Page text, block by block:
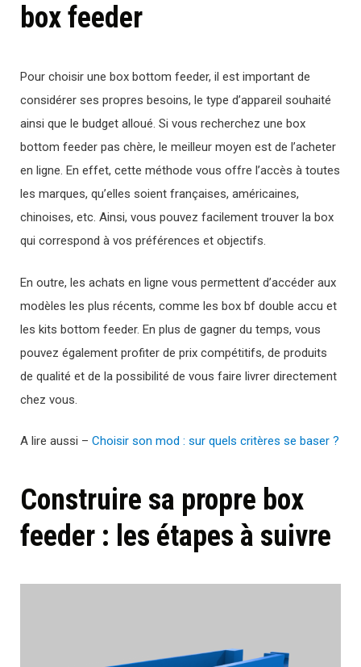
box feeder
Pour choisir une box bottom feeder, il est important de
considérer ses propres besoins, le type d’appareil souhaité
ainsi que le budget alloué. Si vous recherchez une box
bottom feeder pas chère, le meilleur moyen est de l’acheter
en ligne. En effet, cette méthode vous offre l’accès à toutes
les marques, qu’elles soient françaises, américaines,
chinoises, etc. Ainsi, vous pouvez facilement trouver la box
qui correspond à vos préférences et objectifs.
En outre, les achats en ligne vous permettent d’accéder aux
modèles les plus récents, comme les box bf double accu et
les kits bottom feeder. En plus de gagner du temps, vous
pouvez également profiter de prix compétitifs, de produits
de qualité et de la possibilité de vous faire livrer directement
chez vous.
A lire aussi – Choisir son mod : sur quels critères se baser ?
Construire sa propre box
feeder : les étapes à suivre